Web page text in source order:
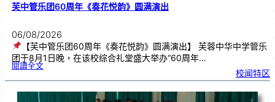
芙中管乐团60周年《奏花悦韵》圆满演出
06/08/2026
【芙中管乐团60周年《奏花悦韵》圆满演出】 芙蓉中华中学管乐
团于8月1日晚，在该校综合礼堂盛大举办“60周年…
閱讀全文:芙
乐
6
0
校闻特区